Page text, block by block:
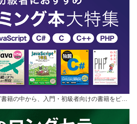
籍の中から、入門・初級者向けの書籍をピ…